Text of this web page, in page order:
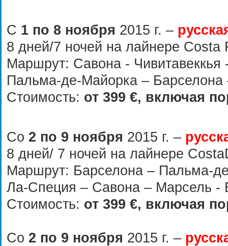
С 1 по 8 ноября 2015 г. –
8 дней/7 ночей на лайнере Costa
Маршрут: Савона -
Пальма-де-Майорка – Барселона
Стоимость: от 399 €, включая
Со 2 по 9 ноября 2015 г. –
8 дней/ 7 ночей на лайнере
Маршрут: Барселона – Пальма-
Ла-Специя – Савона – Марсель -
Стоимость: от 399 €, включая
Со 2 по 9 ноября 2015 г. –